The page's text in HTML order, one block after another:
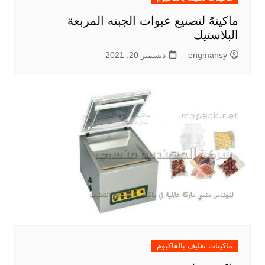
ماكينهً لتصنيع عبوات الجبنه المربعة
البلاستيك
engmansy ديسمبر 20, 2021
ماكينات تغليف بالفاكيوم